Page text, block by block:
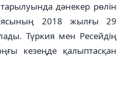
дәнекер рөлін
2018 жылғы 29
Түркия мен Ресейдің
кезеңде қалып­тас­қан